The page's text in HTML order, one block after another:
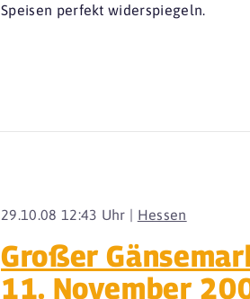
Speisen perfekt widerspiegeln.
29.10.08 12:43 Uhr | Hessen
Großer
11. November